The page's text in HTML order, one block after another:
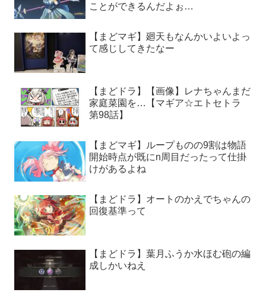
ことができるんだよぉ…
【まどマギ】廻天もなんかいよいよっ
て感じしてきたなー
【まどドラ】【画像】レナちゃんまだ
家庭菜園を…【マギア☆エトセトラ
第98話】
【まどマギ】ループものの9割は物語
開始時点が既にn周目だったって仕掛
けがあるよね
【まどドラ】オートのかえでちゃんの
回復基準って
【まどドラ】葉月ふうか水ほむ砲の編
成しかいねえ